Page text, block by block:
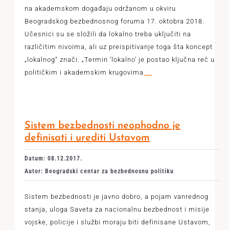
na akademskom događaju održanom u okviru
Beogradskog bezbednosnog foruma 17. oktobra 2018.
Učesnici su se složili da lokalno treba uključiti na
različitim nivoima, ali uz preispitivanje toga šta koncept
„lokalnog“ znači. „Termin ’lokalno’ je postao ključna reč u
političkim i akademskim krugovima
Sistem bezbednosti neophodno je
definisati i urediti Ustavom
Datum: 08.12.2017.
Autor: Beogradski centar za bezbednosnu politiku
Sistem bezbednosti je javno dobro, a pojam vanrednog
stanja, uloga Saveta za nacionalnu bezbednost i misije
vojske, policije i službi moraju biti definisane Ustavom,